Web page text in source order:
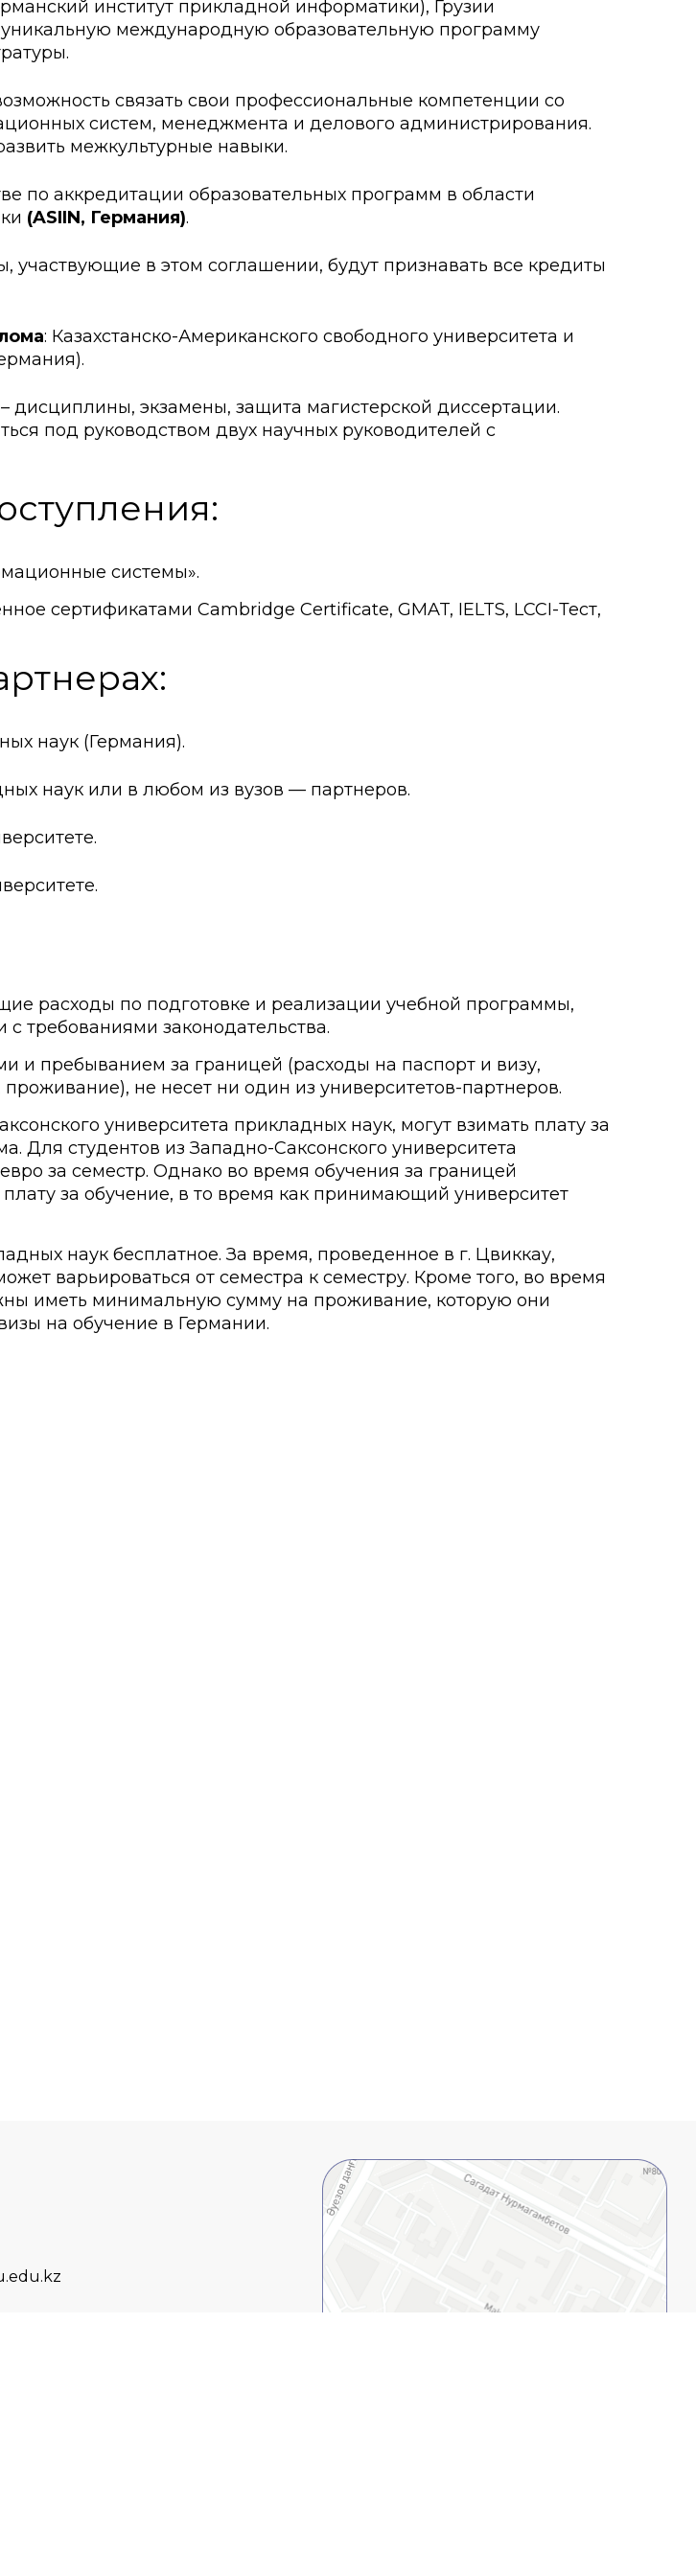
Creative Hub
Центр развития карьеры и личности
Центр обслуживания студентов
взаимодействия
институт прикладной информатики), Грузии
международную образовательную программу
связать свои профессиональные компетенции со
систем, менеджмента и делового администрирования.
межкультурные навыки.
по аккредитации образовательных программ в области
(ASIIN, Германия).
в этом соглашении, будут признавать все кредиты
: Казахстанско-Американского свободного университета и
– дисциплины, экзамены, защита магистерской диссертации.
под руководством двух научных руководителей с
системы».
сертификатами Cambridge Certificate, GMAT, IELTS, LCCI-Тест,
наук (Германия).
наук или в любом из вузов — партнеров.
расходы по подготовке и реализации учебной программы,
требованиями законодательства.
и пребыванием за границей (расходы на паспорт и визу,
не несет ни один из университетов-партнеров.
университета прикладных наук, могут взимать плату за
Для студентов из Западно-Саксонского университета
за семестр. Однако во время обучения за границей
за обучение, в то время как принимающий университет
наук бесплатное. За время, проведенное в г. Цвиккау,
варьироваться от семестра к семестру. Кроме того, во время
иметь минимальную сумму на проживание, которую они
на обучение в Германии.